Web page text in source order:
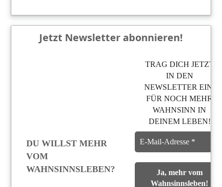
Jetzt Newsletter abonnieren!
DU WILLST MEHR
VOM
WAHNSINNSLEBEN?
TRAG DICH JETZT
IN DEN
NEWSLETTER EIN,
FÜR NOCH MEHR
WAHNSINN IN
DEINEM LEBEN!